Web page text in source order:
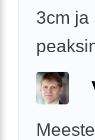
3cm ja